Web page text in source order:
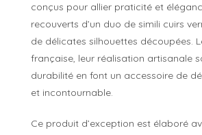
conçus pour allier praticité et
recouverts d’un duo de simili cuirs
de délicates silhouettes découpées.
française, leur réalisation artisanale
durabilité en font un accessoire de
et incontournable.
Ce produit d’exception est élaboré